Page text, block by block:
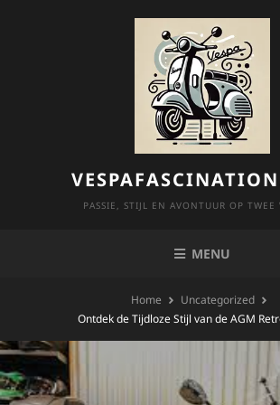
PASSIE, STIJL EN AVONTUUR OP TWEE
MENU
Home
Uncategorized
Ontdek de Tijdloze Stijl van de AGM